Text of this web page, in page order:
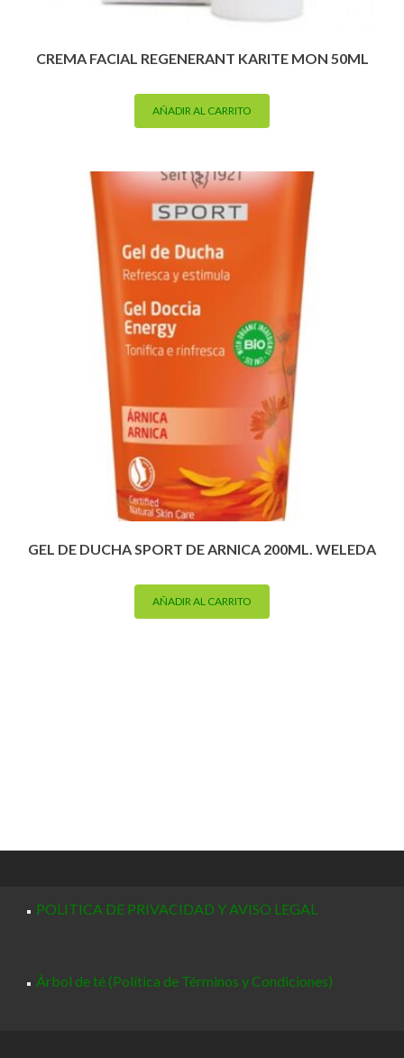
CREMA FACIAL REGENERANT KARITE MON 50ML
AÑADIR AL CARRITO
GEL DE DUCHA SPORT DE ARNICA 200ML. WELEDA
AÑADIR AL CARRITO
POLITICA DE PRIVACIDAD Y AVISO LEGAL
Árbol de té (Política de Términos y Condiciones)